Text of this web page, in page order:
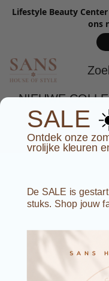
Lifestyle Beauty
ons
NIEUWE
SALE
Ontdek onze
vrolijke kleuren
De SALE is
stuks. Shop jouw